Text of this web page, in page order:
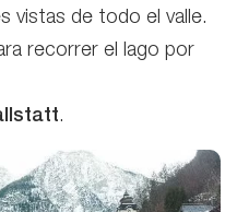
vistas de todo el valle.
recorrer el lago por
.